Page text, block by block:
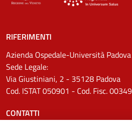
RIFERIMENTI
Azienda Ospedale-Università Padova
Sede Legale:
Via Giustiniani, 2 - 35128 Padova
Cod. ISTAT 050901 - Cod. Fisc.
CONTATTI